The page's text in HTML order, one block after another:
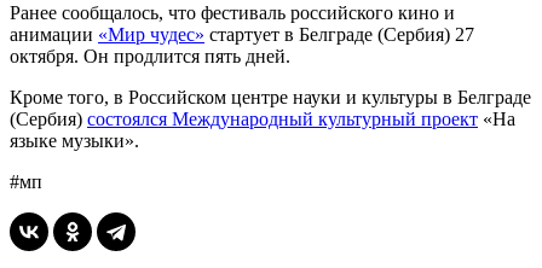
Ранее сообщалось, что фестиваль российского кино и
анимации «Мир чудес» стартует в Белграде (Сербия) 27
октября. Он продлится пять дней.
Кроме того, в Российском центре науки и культуры в Белграде
(Сербия) состоялся Международный культурный проект «На
языке музыки».
#мп